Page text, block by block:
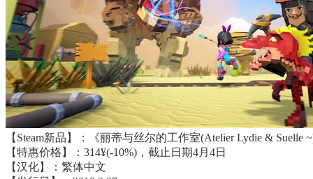
【Steam新品】：《丽蒂与丝尔的工作室(Atelier Lydie & Suelle
【特惠价格】：314¥(-10%)，截止日期4月4日
【汉化】：繁体中文